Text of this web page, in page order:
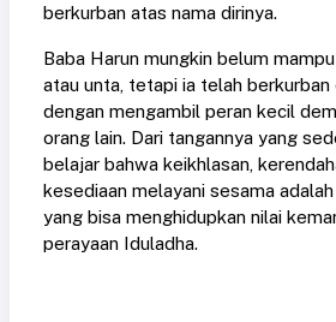
berkurban atas nama dirinya.
Baba Harun mungkin belum
atau unta, tetapi ia telah berkurban
dengan mengambil peran kecil
orang lain. Dari tangannya yang
belajar bahwa keikhlasan,
kesediaan melayani sesama
yang bisa menghidupkan nilai
perayaan Iduladha.